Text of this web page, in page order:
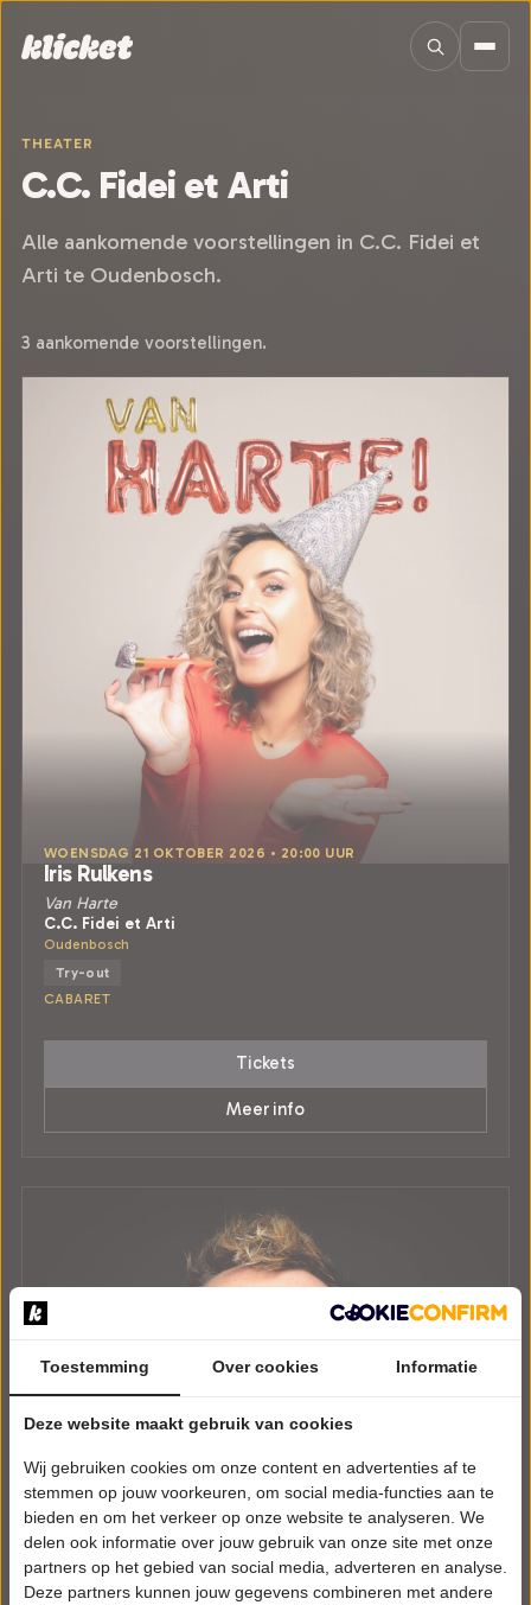
THEATER
C.C. Fidei et Arti
Alle aankomende voorstellingen in C.C. Fidei et
Arti te Oudenbosch.
3 aankomende voorstellingen.
WOENSDAG 21 OKTOBER 2026 • 20:00 UUR
Iris Rulkens
Van Harte
C.C. Fidei et Arti
Oudenbosch
Try-out
CABARET
Tickets
Meer info
Toestemming Over cookies Informatie
Deze website maakt gebruik van cookies
Wij gebruiken cookies om onze content en advertenties af te
stemmen op jouw voorkeuren, om social media-functies aan te
bieden en om het verkeer op onze website te analyseren. We
delen ook informatie over jouw gebruik van onze site met onze
partners op het gebied van social media, adverteren en analyse.
Deze partners kunnen jouw gegevens combineren met andere